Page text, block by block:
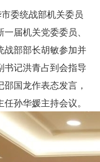
委统战部机关委员
届机关党委委员、
战部部长胡敏参加并
书记洪青占到会指导
国龙作表态发言，
孙华媛主持会议。